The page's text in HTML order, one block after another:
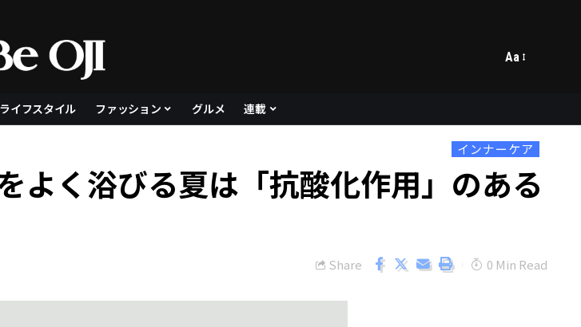
Aa
ライフスタイル ファッション グルメ 連載
インナーケア
よく浴びる夏は「抗酸化作用」のある
Share 0 Min Read